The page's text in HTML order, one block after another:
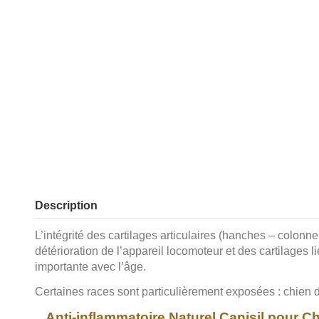
Description
L’intégrité des cartilages articulaires (hanches –
détérioration de l’appareil locomoteur et des cartilages
importante avec l’âge.
Certaines races sont particulièrement exposées : chien